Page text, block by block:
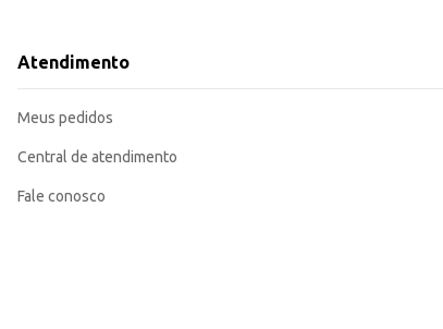
Atendimento
Meus pedidos
Central de atendimento
Fale conosco